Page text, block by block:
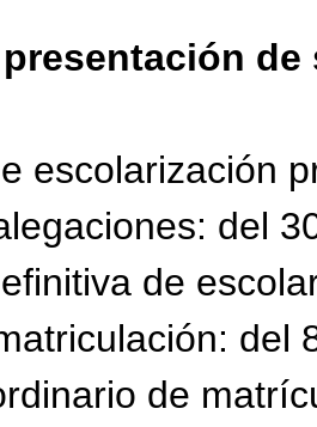
escolarización
del
de
del
de